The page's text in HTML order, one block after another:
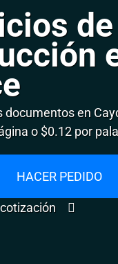
de
documentos en
o $0.12 por
HACER PEDIDO